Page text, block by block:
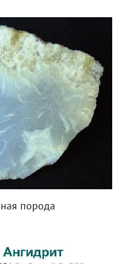
порода